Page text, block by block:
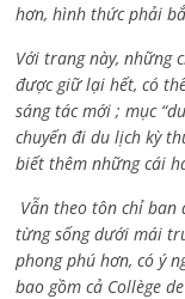
hơn, hình thức phải
Với trang này, những
được giữ lại hết, có
sáng tác mới ; mục
chuyến đi du lịch kỳ
biết thêm những cái
Vẫn theo tôn chỉ ban
từng sống dưới mái
phong phú hơn, có ý
bao gồm cả Collège